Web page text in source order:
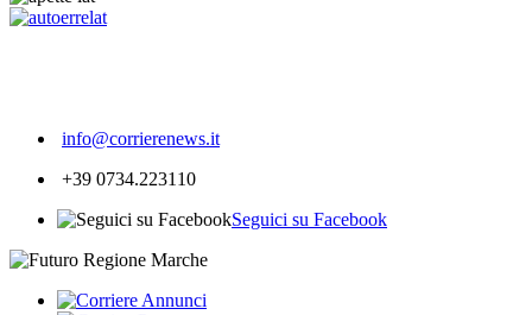
info@corrierenews.it
+39 0734.223110
Seguici su Facebook